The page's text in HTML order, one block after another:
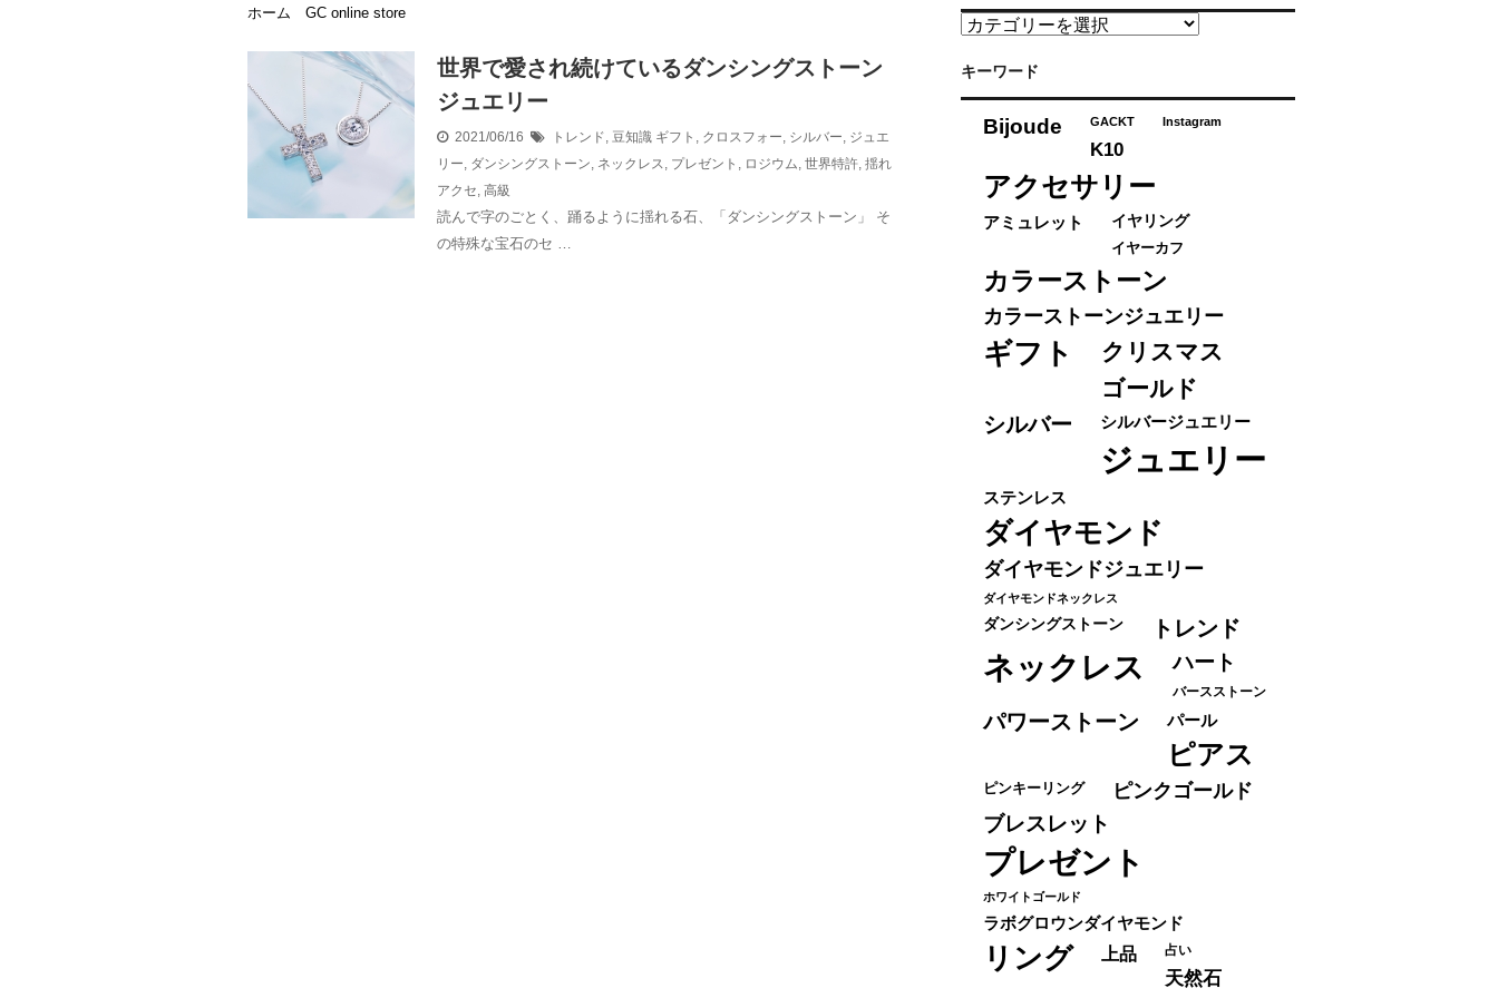
ホーム GC online store
世界で愛され続けているダンシングストーン
ジュエリー
2021/06/16 トレンド, 豆知識 ギフト , クロスフォー, シルバー, ジュエ
リー, ダンシングストーン, ネックレス, プレゼント , ロジウム, 世界特許, 揺れ
アクセ, 高級
読んで字のごとく、踊るように揺れる石、「ダンシングストーン」 そ
の特殊な宝石のセ …
カ
ゴ
キーワード
Bijoude GACKT Instagram
K10
アクセサリー
アミュレット
イヤリング
イヤーカフ
カラーストーン
カラーストーンジュエリー
ギフト
クリスマス
ゴールド
シルバー シルバージュエリー
ジュエリー
ステンレス
ダイヤモンド
ダイヤモンドジュエリー
ダイヤモンドネックレス
ダンシングストーン トレンド
ネックレス ハート
バースストーン
パワーストーン パール
ピアス
ピンキーリング ピンクゴールド
ブレスレット
プレゼント
ホワイトゴールド
ラボグロウンダイヤモンド
リング 上品 占い
天然石